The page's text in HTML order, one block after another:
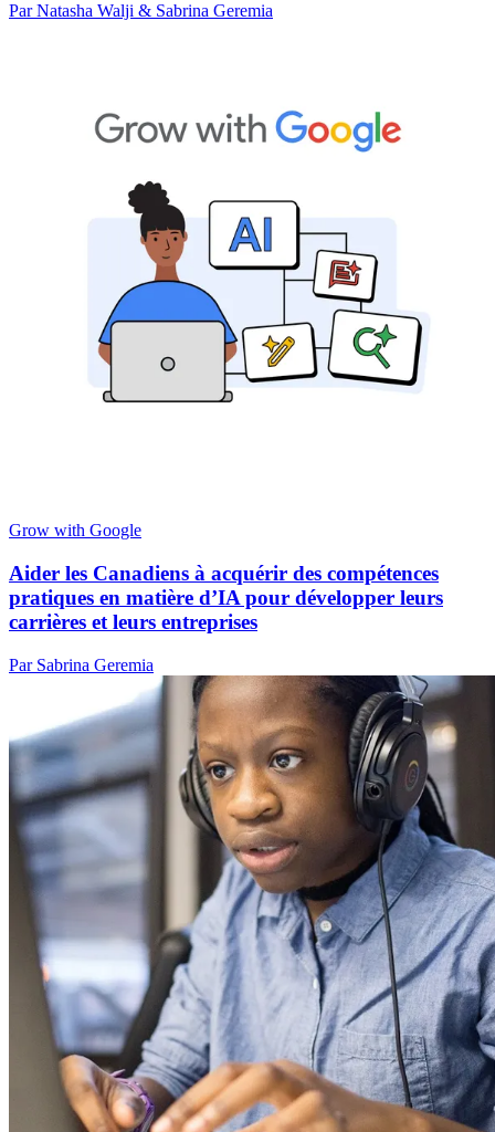
Par Natasha Walji & Sabrina Geremia
Grow with Google
Aider les Canadiens à acquérir des compétences
pratiques en matière d’IA pour développer leurs
carrières et leurs entreprises
Par Sabrina Geremia